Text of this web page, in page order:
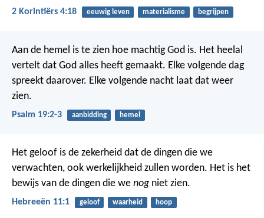
2 Korintiërs 4:18 eeuwig leven materialisme begrijpen
Aan de hemel is te zien hoe machtig God is. Het heelal
vertelt dat God alles heeft gemaakt. Elke volgende dag
spreekt daarover. Elke volgende nacht laat dat weer
zien.
Psalm 19:2-3 aanbidding hemel
Het geloof is de zekerheid dat de dingen die we
verwachten, ook werkelijkheid zullen worden. Het is het
bewijs van de dingen die we nog niet zien.
Hebreeën 11:1 geloof waarheid hoop